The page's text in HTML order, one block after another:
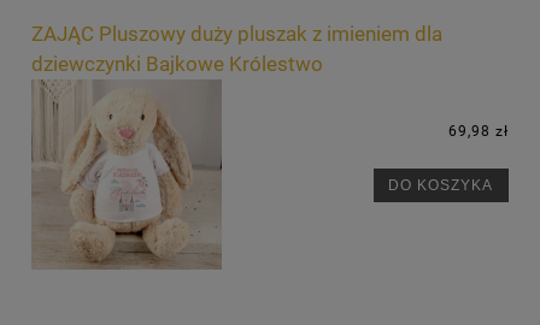
ZAJĄC Pluszowy duży pluszak z imieniem dla
dziewczynki Bajkowe Królestwo
69,98 zł
DO KOSZYKA